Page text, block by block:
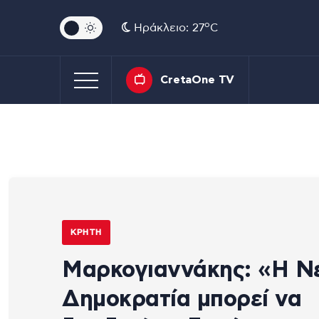
Ηράκλειο: 27oC
CretaOne TV
ΚΡΉΤΗ
Μαρκογιαννάκης: «Η
Δημοκρατία μπορεί να